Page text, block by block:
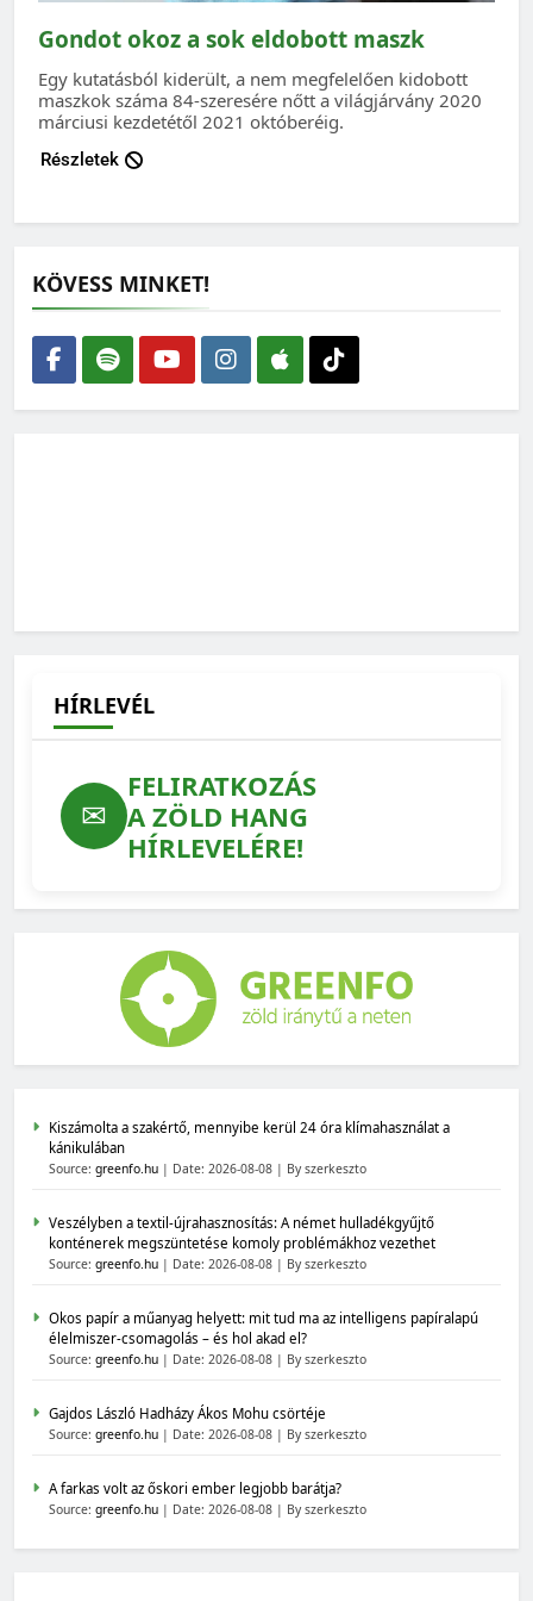
Gondot okoz a sok eldobott maszk
Egy kutatásból kiderült, a nem megfelelően kidobott
maszkok száma 84-szeresére nőtt a világjárvány 2020
márciusi kezdetétől 2021 októberéig.
Részletek
KÖVESS MINKET!
HÍRLEVÉL
✉
FELIRATKOZÁS
A ZÖLD HANG
HÍRLEVELÉRE!
Kiszámolta a szakértő, mennyibe kerül 24 óra klímahasználat a
kánikulában
Source: greenfo.hu Date: 2026-08-08 By szerkeszto
Veszélyben a textil-újrahasznosítás: A német hulladékgyűjtő
konténerek megszüntetése komoly problémákhoz vezethet
Source: greenfo.hu Date: 2026-08-08 By szerkeszto
Okos papír a műanyag helyett: mit tud ma az intelligens papíralapú
élelmiszer-csomagolás – és hol akad el?
Source: greenfo.hu Date: 2026-08-08 By szerkeszto
Gajdos László Hadházy Ákos Mohu csörtéje
Source: greenfo.hu Date: 2026-08-08 By szerkeszto
A farkas volt az őskori ember legjobb barátja?
Source: greenfo.hu Date: 2026-08-08 By szerkeszto